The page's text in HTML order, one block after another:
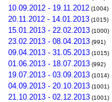
10.09.2012 - 19.11.2012 (1004)
20.11.2012 - 14.01.2013 (1015)
15.01.2013 - 22.02.2013 (1000)
23.02.2013 - 08.04.2013 (991)
09.04.2013 - 31.05.2013 (1015)
01.06.2013 - 18.07.2013 (992)
19.07.2013 - 03.09.2013 (1014)
04.09.2013 - 20.10.2013 (1001)
21.10.2013 - 02.12.2013 (1001)